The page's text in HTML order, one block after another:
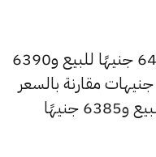
ارتفع سعر عيار 24 ليصل إلى 6410 جنيهًا للبيع و6390
جنيهًا للشراء، بعد زيادة بقيمة 5 جنيهات مقارنة بالسعر
السابق الذي بلغ 6405 جنيهًا للبيع و6385 جنيهًا